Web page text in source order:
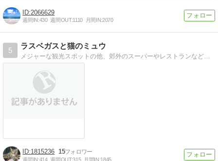
2066629
週間IN:430 週間OUT:1110 月間IN:2070
5
ラスベガスと猫のミュウ
メジャーな観光スポットの他、郊外のスーパーやレストランなどを探検したラスベガス旅行記、愛猫ミュウの日常を綴った猫ブログです
1815236 15
週間IN:414 週間OUT:315 月間IN:1845